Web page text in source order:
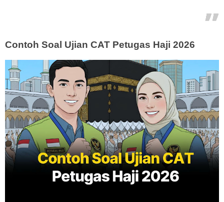
Contoh Soal Ujian CAT Petugas Haji 2026